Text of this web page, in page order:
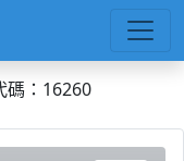
碼：16260